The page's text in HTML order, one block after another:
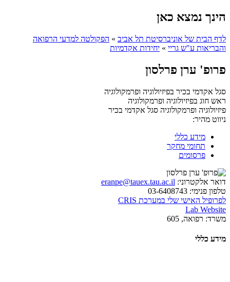
הינך נמצא כאן
לדף הבית של אוניברסיטת תל אביב » הפקולטה למדעי הרפואה
והבריאות ע"ש גריי » יחידות אקדמיות
פרופ' ערן פרלסון
סגל אקדמי בכיר בפיזיולוגיה ופרמקולוגיה
ראש חוג בפיזיולוגיה ופרמקולוגיה
פיזיולוגיה ופרמקולוגיה סגל אקדמי בכיר
ניווט מהיר:
מידע כללי
תחומי מחקר
פרסומים
דואר אלקטרוני: eranpe@tauex.tau.ac.il
טלפון פנימי:
לפרופיל האישי שלי במערכת CRIS
Lab Website
משרד: רפואה, 605
מידע כללי